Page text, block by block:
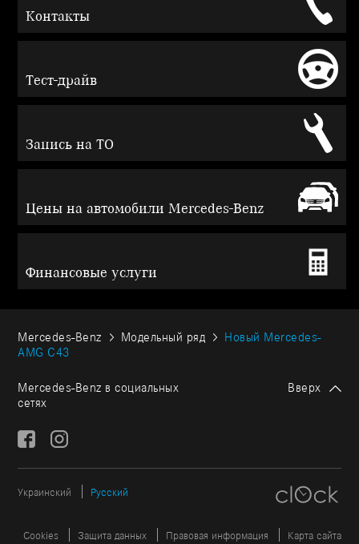
Контакты
Тест-драйв
Запись на ТО
Цены на автомобили Mercedes-Benz
Финансовые услуги
Mercedes-Benz Модельный ряд
Новый Mercedes-
AMG C43
Mercedes-Benz в социальных
сетях
Вверх
Украинский Русский
Cookies Защита данных Правовая информация Карта сайта